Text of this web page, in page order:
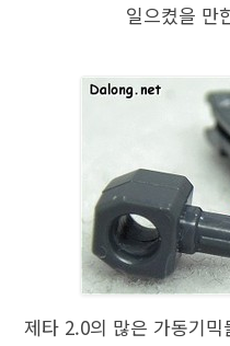
일으켰을 만
제타 2.0의 많은 가동기